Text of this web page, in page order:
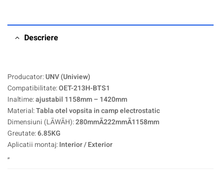
Descriere
Producator:UNV (Uniview)
Compatibilitate:OET-213H-BTS1
Inaltime:ajustabil 1158mm – 1420mm
Material:Tabla otel vopsita in camp electrostatic
Dimensiuni (LÃWÃH):280mmÃ222mmÃ1158mm
Greutate:6.85KG
Aplicatii montaj:Interior / Exterior
„